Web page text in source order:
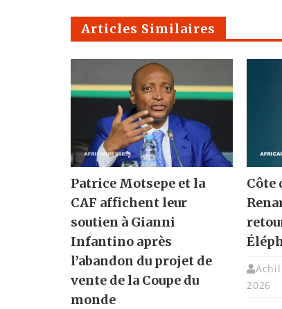
Articles Similaires
Patrice Motsepe et la
CAF affichent leur
soutien à Gianni
Infantino après
l’abandon du projet de
vente de la Coupe du
monde
Côte
2026